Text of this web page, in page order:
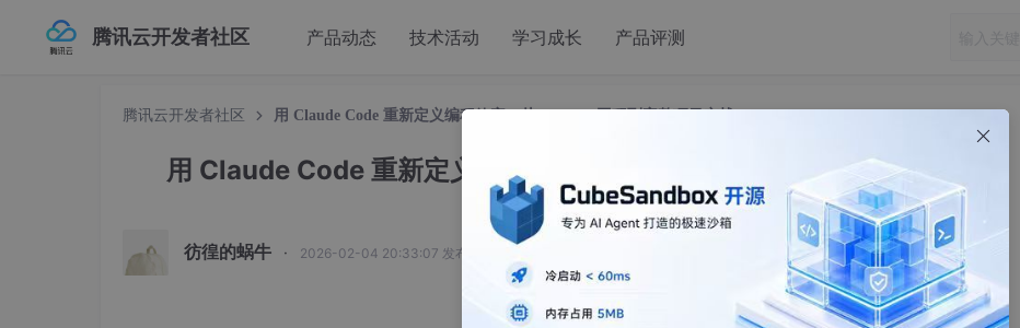
腾讯云开发者社区 产品动态 技术活动 学习成长 产品评测
腾讯云开发者社区 用 Claude Code 重新定义编程效率：从 Prompt 工程到完整项目实战
用 Claude Code 重新定义编程效率：从 Prompt 工程到完整项目实战
彷徨的蜗牛 · 2026-02-04 20:33:07 发布